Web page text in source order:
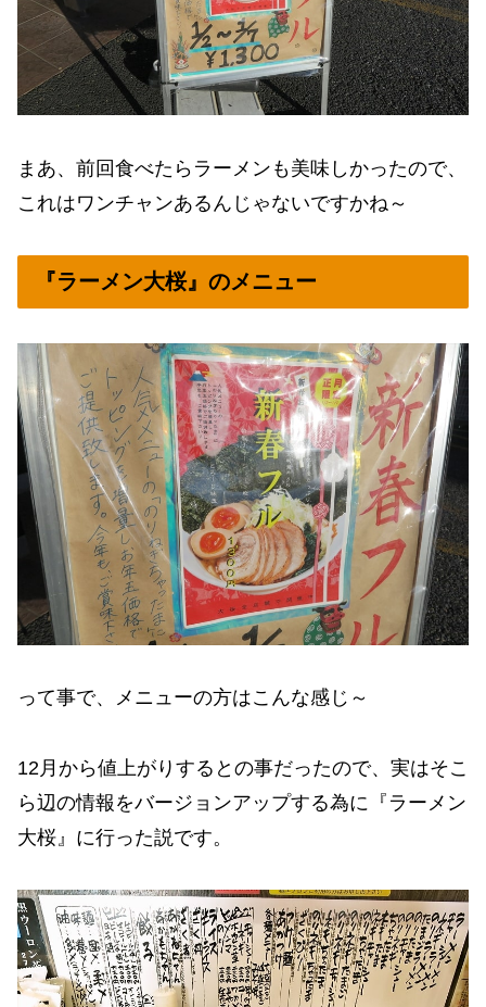
まあ、前回食べたらラーメンも美味しかったので、
これはワンチャンあるんじゃないですかね～
『ラーメン大桜』のメニュー
って事で、メニューの方はこんな感じ～
12月から値上がりするとの事だったので、実はそこ
ら辺の情報をバージョンアップする為に『ラーメン
大桜』に行った説です。